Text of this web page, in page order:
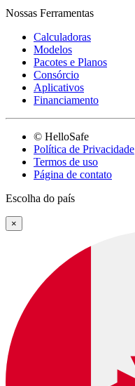
Nossas Ferramentas
Calculadoras
Modelos
Pacotes e Planos
Consórcio
Aplicativos
Financiamento
© HelloSafe
Política de Privacidade
Termos de uso
Página de contato
Escolha do país
×